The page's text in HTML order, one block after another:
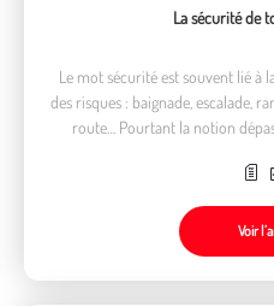
La sécurité de
Le mot sécurité est souvent lié à
des risques : baignade, escalade,
route… Pourtant la notion
Voir